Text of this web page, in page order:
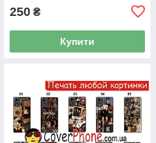
250 ₴
Купити